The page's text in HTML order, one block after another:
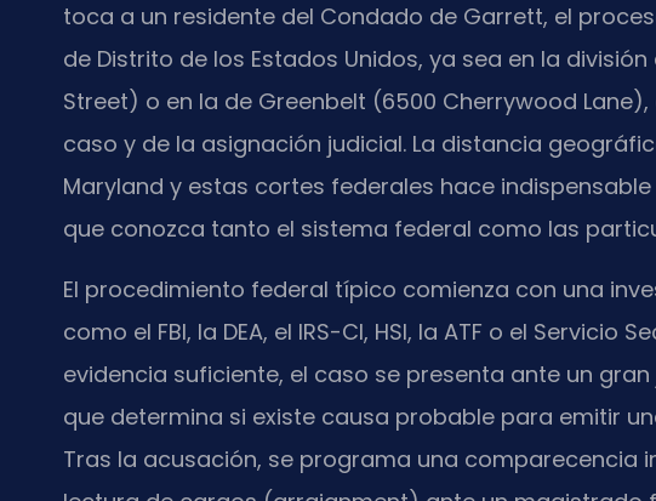
toca a un residente del Condado de Garrett, el
de Distrito de los Estados Unidos, ya sea en la división
Street) o en la de Greenbelt (6500 Cherrywood
caso y de la asignación judicial. La distancia
Maryland y estas cortes federales hace
que conozca tanto el sistema federal como las
El procedimiento federal típico comienza con una
como el FBI, la DEA, el IRS-CI, HSI, la ATF o el Servicio
evidencia suficiente, el caso se presenta ante un
que determina si existe causa probable para emitir
Tras la acusación, se programa una comparecencia